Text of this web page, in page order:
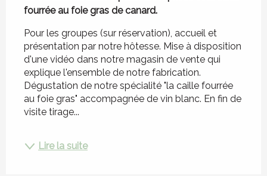
fourrée au foie gras de canard.
Pour les groupes (sur réservation), accueil et
présentation par notre hôtesse. Mise à disposition
d'une vidéo dans notre magasin de vente qui
explique l'ensemble de notre fabrication.
Dégustation de notre spécialité "la caille fourrée
au foie gras" accompagnée de vin blanc. En fin de
visite tirage...
Lire la suite